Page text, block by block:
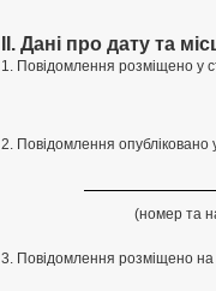
II. Дані про дату та
1. Повідомлення розміщено у
2. Повідомлення опубліковано
(номер та
3. Повідомлення розміщено на